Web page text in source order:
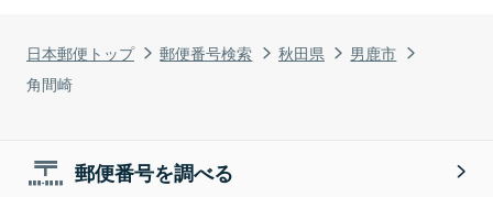
日本郵便トップ 郵便番号検索 秋田県
男鹿市
角間崎
郵便番号を調べる